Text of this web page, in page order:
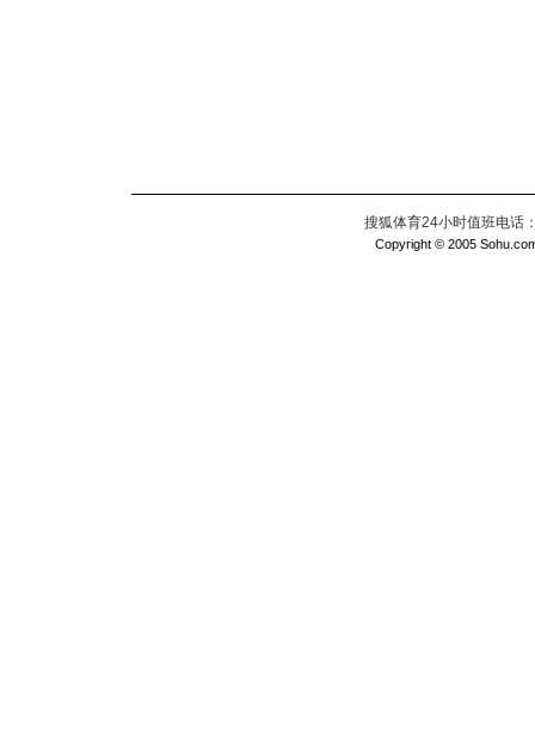
搜狐体育24小时值班电话
Copyright © 2005